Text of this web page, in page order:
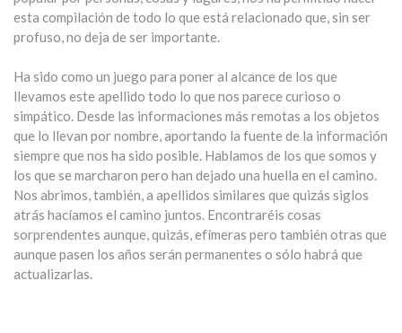
esta compilación de todo lo que está relacionado que, sin ser
profuso, no deja de ser importante.
Ha sido como un juego para poner al alcance de los que
llevamos este apellido todo lo que nos parece curioso o
simpático. Desde las informaciones más remotas a los objetos
que lo llevan por nombre, aportando la fuente de la información
siempre que nos ha sido posible. Hablamos de los que somos y
los que se marcharon pero han dejado una huella en el camino.
Nos abrimos, también, a apellidos similares que quizás siglos
atrás hacíamos el camino juntos. Encontraréis cosas
sorprendentes aunque, quizás, efímeras pero también otras que
aunque pasen los años serán permanentes o sólo habrá que
actualizarlas.